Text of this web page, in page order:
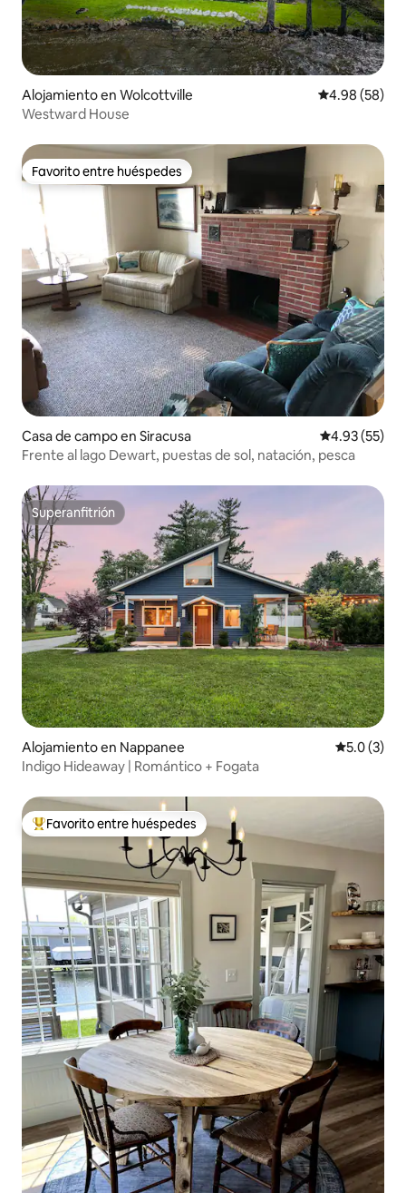
Alojamiento en Wolcottville Calificación
4.98 (58)
Westward House
Favorito entre huéspedes
Favorito entre huéspedes
Casa de campo en Siracusa Calificación
4.93 (55)
Frente al lago Dewart, puestas de sol, natación, pesca
Superanfitrión
Superanfitrión
Alojamiento en Nappanee
5.0 (3)
Indigo Hideaway | Romántico + Fogata
Favorito entre huéspedes preferido
Favorito entre huéspedes